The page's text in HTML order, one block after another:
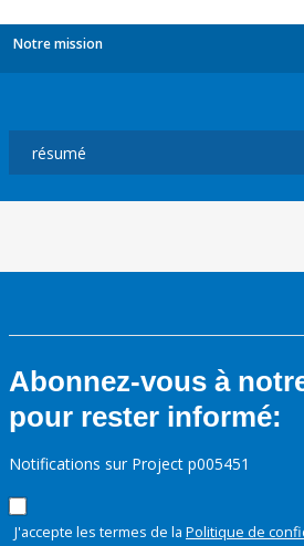
Notre mission
Abonnez-vous à
pour rester informé:
Notifications sur Project p005451
J'accepte les termes de la Politique de